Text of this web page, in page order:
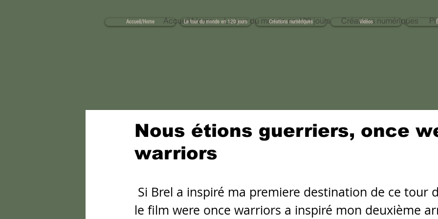
Accueil/Home Le tour du monde en 120 jours Créations numériques Vidéos
Accueil/Home Le tour du monde en 120 jours Créations numériques
Nous étions guerriers, once
warriors
Si Brel a inspiré ma premiere destination de ce tour
le film were once warriors a inspiré mon deuxième